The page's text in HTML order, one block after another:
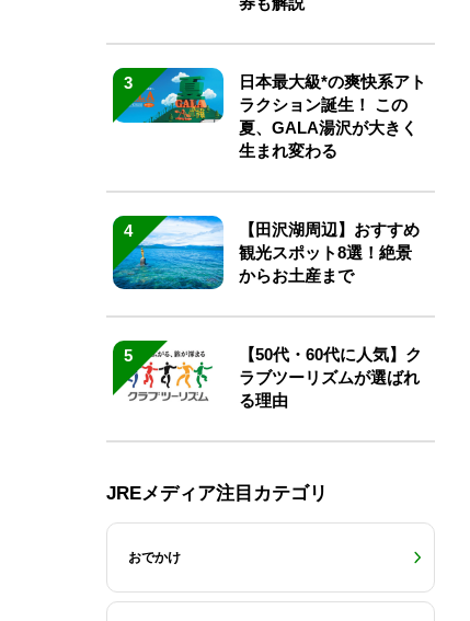
3
日本最大級*の爽快系アト
ラクション誕生！ この
夏、GALA湯沢が大きく
生まれ変わる
4
【田沢湖周辺】おすすめ
観光スポット8選！絶景
からお土産まで
5
【50代・60代に人気】ク
ラブツーリズムが選ばれ
る理由
JREメディア注目カテゴリ
おでかけ